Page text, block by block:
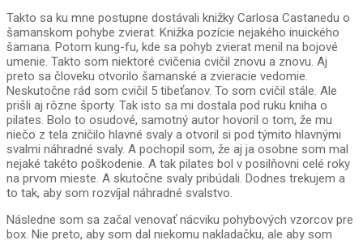
Takto sa ku mne postupne dostávali knižky Carlosa Castanedu o
šamanskom pohybe zvierat. Knižka pozície nejakého inuického
šamana. Potom kung-fu, kde sa pohyb zvierat menil na bojové
umenie. Takto som niektoré cvičenia cvičil znovu a znovu. Aj
preto sa človeku otvorilo šamanské a zvieracie vedomie.
Neskutočne rád som cvičil 5 tibeťanov. To som cvičil stále. Ale
prišli aj rôzne športy. Tak isto sa mi dostala pod ruku kniha o
pilates. Bolo to osudové, samotný autor hovoril o tom, že mu
niečo z tela zničilo hlavné svaly a otvoril si pod týmito hlavnými
svalmi náhradné svaly. A pochopil som, že aj ja osobne som mal
nejaké takéto poškodenie. A tak pilates bol v posilňovni celé roky
na prvom mieste. A skutočne svaly pribúdali. Dodnes trekujem a
to tak, aby som rozvíjal náhradné svalstvo.
Následne som sa začal venovať nácviku pohybových vzorcov pre
box. Nie preto, aby som dal niekomu nakladačku, ale aby som